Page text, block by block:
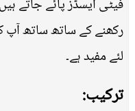
فیٹی ایسڈز پائے جاتے
رکھنے کے ساتھ ساتھ
لئے مفید ہے۔
ترکیب: